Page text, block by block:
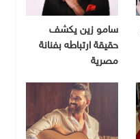
سامو زين يكشف
حقيقة ارتباطه بفنانة
مصرية